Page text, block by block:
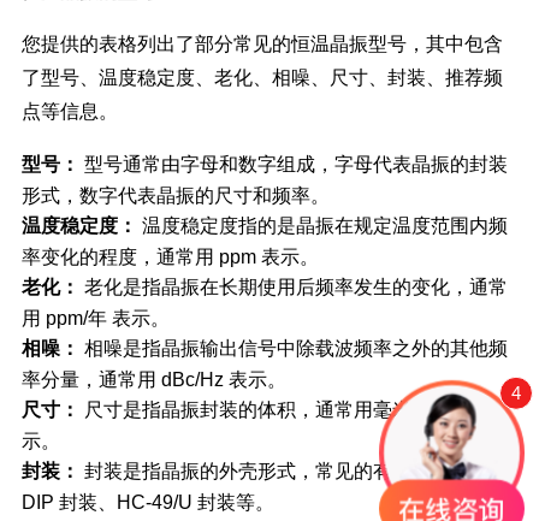
您提供的表格列出了部分常见的恒温晶振型号，其中包含
了型号、温度稳定度、老化、相噪、尺寸、封装、推荐频
点等信息。
型号： 型号通常由字母和数字组成，字母代表晶振的封装
形式，数字代表晶振的尺寸和频率。
温度稳定度： 温度稳定度指的是晶振在规定温度范围内频
率变化的程度，通常用 ppm 表示。
老化： 老化是指晶振在长期使用后频率发生的变化，通常
用 ppm/年 表示。
相噪： 相噪是指晶振输出信号中除载波频率之外的其他频
率分量，通常用 dBc/Hz 表示。
尺寸：
尺寸是指晶振封装的体积，通常用毫米 (mm) 表
示。
封装： 封装是指晶振的外壳形式，常见的有 SMD 封装、
DIP 封装、HC-49/U 封装等。
4